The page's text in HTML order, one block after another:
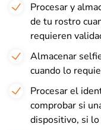
Procesar y
de tu rostro
requieren
Almacenar
cuando lo
Procesar el
comprobar si
dispositivo, si